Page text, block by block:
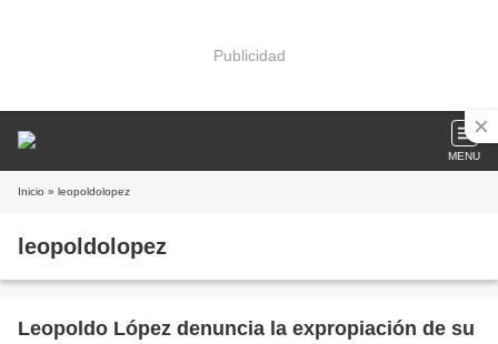
Publicidad
MENU
Inicio » leopoldolopez
leopoldolopez
Leopoldo López denuncia la expropiación de su